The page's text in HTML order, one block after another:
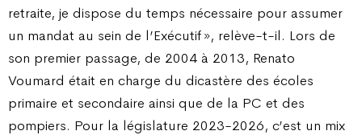
retraite, je dispose du temps nécessaire pour assumer
un mandat au sein de l’Exécutif », relève-t-il. Lors de
son premier passage, de 2004 à 2013, Renato
Voumard était en charge du dicastère des écoles
primaire et secondaire ainsi que de la PC et des
pompiers. Pour la législature 2023-2026, c’est un mix